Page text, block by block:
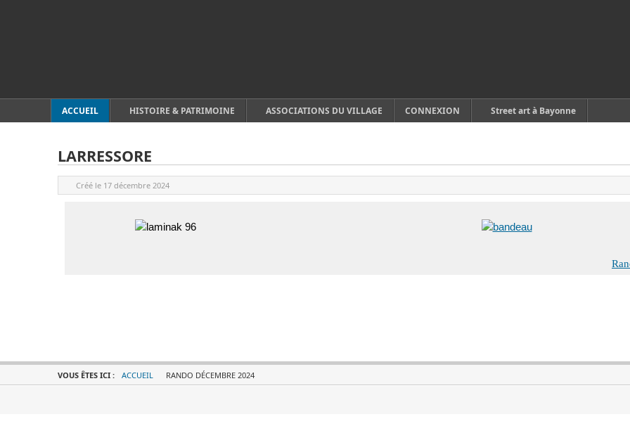
ACCUEIL HISTOIRE & PATRIMOINE ASSOCIATIONS DU VILLAGE CONNEXION Street art à Bayonne
LARRESSORE
Créé le 17 décembre 2024
VOUS ÊTES ICI : ACCUEIL RANDO DÉCEMBRE 2024